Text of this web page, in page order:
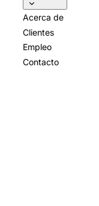
Acerca de
Clientes
Empleo
Contacto